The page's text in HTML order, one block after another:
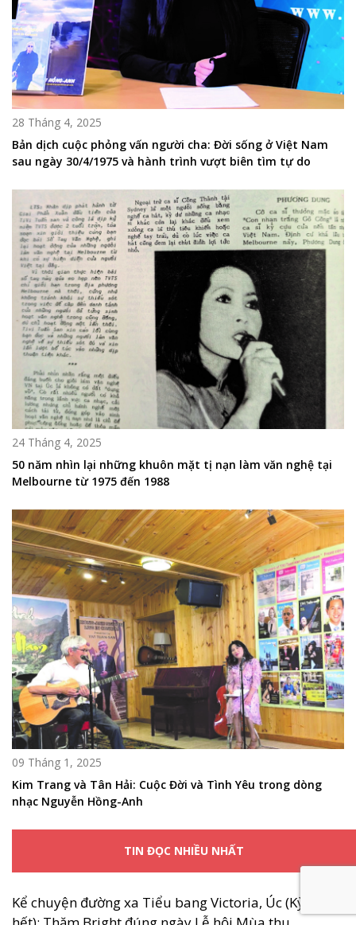
28 Tháng 4, 2025
Bản dịch cuộc phỏng vấn người cha: Đời sống ở Việt Nam
sau ngày 30/4/1975 và hành trình vượt biên tìm tự do
24 Tháng 4, 2025
50 năm nhìn lại những khuôn mặt tị nạn làm văn nghệ tại
Melbourne từ 1975 đến 1988
09 Tháng 1, 2025
Kim Trang và Tân Hải: Cuộc Đời và Tình Yêu trong dòng
nhạc Nguyễn Hồng-Anh
TIN ĐỌC NHIỀU NHẤT
Kể chuyện đường xa Tiểu bang Victoria, Úc (Kỳ 3 –